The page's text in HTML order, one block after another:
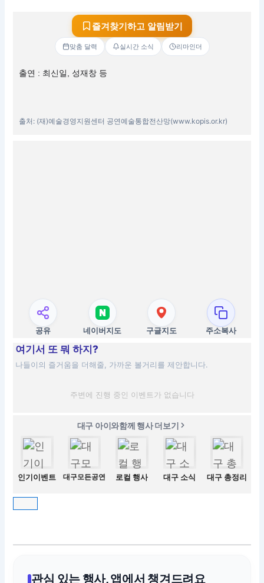
즐겨찾기하고 알림받기
맞춤 달력 실시간 소식 리마인더
출연 : 최신일, 성재창 등
출처: (재)예술경영지원센터 공연예술통합전산망(www.kopis.or.kr)
공유 네이버지도 구글지도 주소복사
여기서 또 뭐 하지?
나들이의 즐거움을 더해줄, 가까운 볼거리를 제안합니다.
주변에 진행 중인 이벤트가 없습니다
대구 아이와함께 행사 더보기
인기이벤트 대구모든공연 로컬 행사 대구 소식 대구 총정리
관심 있는 행사, 앱에서 챙겨드려요